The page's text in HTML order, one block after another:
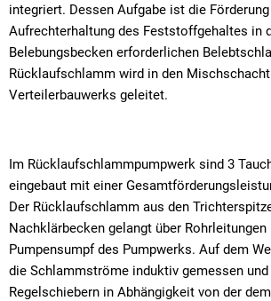
integriert. Dessen Aufgabe ist die
Aufrechterhaltung des Feststoffgehaltes in
Belebungsbecken erforderlichen
Rücklaufschlamm wird in den
Verteilerbauwerks geleitet.
Im Rücklaufschlammpumpwerk sind 3
eingebaut mit einer
Der Rücklaufschlamm aus den
Nachklärbecken gelangt über Rohrleitungen
Pumpensumpf des Pumpwerks. Auf dem
die Schlammströme induktiv gemessen
Regelschiebern in Abhängigkeit von der